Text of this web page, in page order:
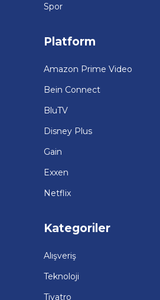
Spor
Platform
Amazon Prime Video
Bein Connect
BluTV
Disney Plus
Gain
Exxen
Netflix
Kategoriler
Alışveriş
Teknoloji
Tiyatro